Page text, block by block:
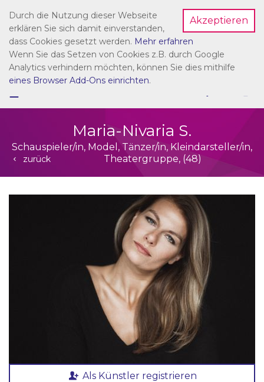
Dein Account
☰
Maria-Nivaria S.
zurück
Schauspieler/in, Model, Tänzer/in, Kleindarsteller/in,
Theatergruppe, (48)
Als Künstler registrieren
Akzeptieren
Durch die Nutzung dieser Webseite
erklären Sie sich damit einverstanden,
dass Cookies gesetzt werden. Mehr erfahren
Wenn Sie das Setzen von Cookies z.B. durch Google
Analytics verhindern möchten, können Sie dies mithilfe
eines Browser Add-Ons einrichten.